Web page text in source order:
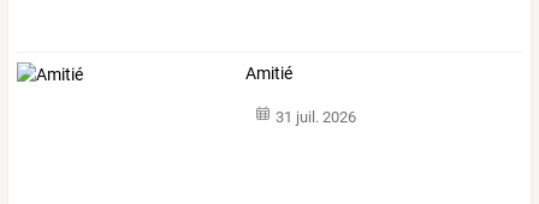
Amitié
31 juil. 2026